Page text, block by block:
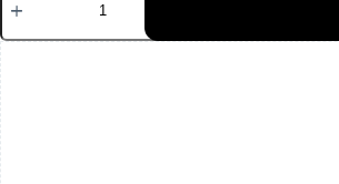
10
Rot
mängd